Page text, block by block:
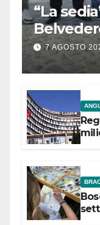
“La
7 AGOSTO